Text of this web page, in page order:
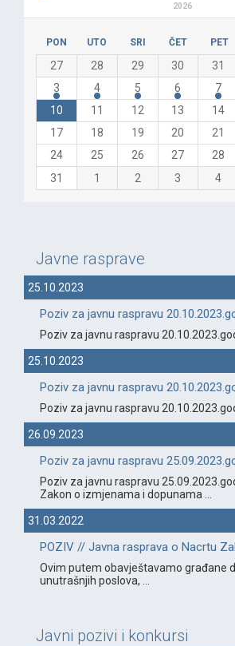
2026
PON UTO SRI ČET PET
27 28 29 30 31
3
4 5 6 7
10
11 12 13 14
17
18 19 20 21
24
25 26 27 28
31
1 2 3 4
Javne rasprave
25.10.2023
Poziv za javnu raspravu
Poziv za javnu raspravu
25.10.2023
Poziv za javnu raspravu
Poziv za javnu raspravu
26.09.2023
Poziv za javnu raspravu
Poziv za javnu raspravu
Zakon o izmjenama i dopunama ...
31.03.2022
POZIV // Javna rasprava o Nacrtu
Ovim putem obavještavamo građane
unutrašnjih poslova, ...
Javni pozivi i konkursi